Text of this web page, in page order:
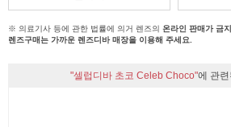
※ 의료기사 등에 관한 법률에 의거 렌즈의 온라인 판매가 금지
렌즈구매는 가까운 렌즈디바 매장을 이용해 주세요.
"셀럽디바 초코 Celeb Choco"에 관